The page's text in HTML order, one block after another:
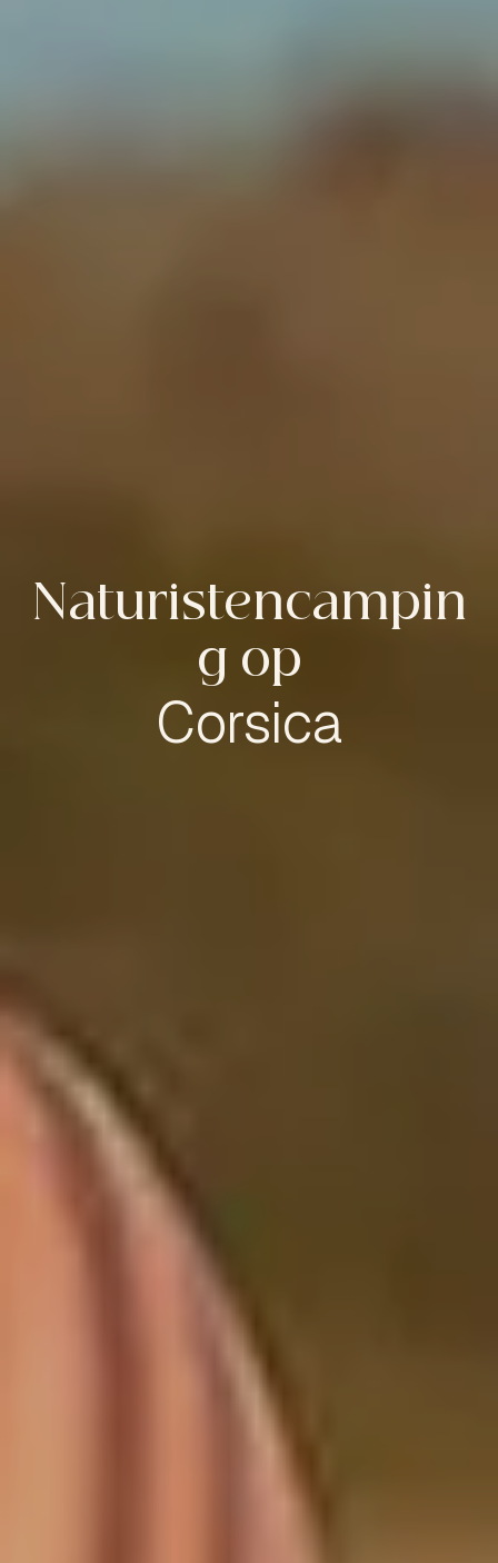
Naturistencampin
g op
Corsica